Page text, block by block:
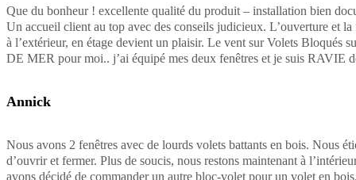
Que du bonheur ! excellente qualité du produit – installation bien
Un accueil client au top avec des conseils judicieux. L’ouverture et la
à l’extérieur, en étage devient un plaisir. Le vent sur Volets Bloqués
DE MER pour moi.. j’ai équipé mes deux fenêtres et je suis RAVIE
Annick
Nous avons 2 fenêtres avec de lourds volets battants en bois. Nous
d’ouvrir et fermer. Plus de soucis, nous restons maintenant à
avons décidé de commander un autre bloc-volet pour un volet en